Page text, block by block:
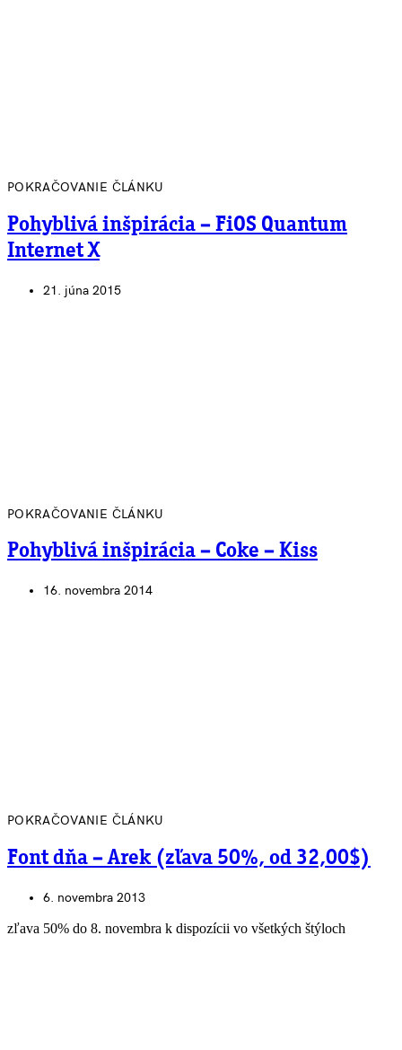
POKRAČOVANIE ČLÁNKU
Pohyblivá inšpirácia – FiOS Quantum
Internet X
21. júna 2015
POKRAČOVANIE ČLÁNKU
Pohyblivá inšpirácia – Coke – Kiss
16. novembra 2014
POKRAČOVANIE ČLÁNKU
Font dňa – Arek (zľava 50%, od 32,00$)
6. novembra 2013
zľava 50% do 8. novembra k dispozícii vo všetkých štýloch